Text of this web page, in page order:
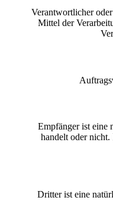
Verantwortlicher
Mittel der
Empfänger ist eine
handelt oder nicht.
Dritter ist eine